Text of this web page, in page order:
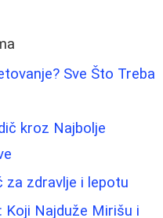
Sve Što Treba
kroz Najbolje
za zdravlje i lepotu
Koji Najduže Mirišu i